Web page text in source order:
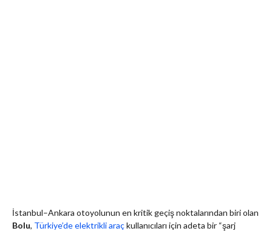
İstanbul–Ankara otoyolunun en kritik geçiş noktalarından biri olan
Bolu, Türkiye’de elektrikli araçkullanıcıları için adeta bir “şarj